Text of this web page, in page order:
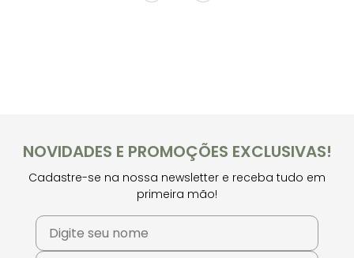
NOVIDADES E PROMOÇÕES EXCLUSIVAS!
Cadastre-se na nossa newsletter e receba tudo em
primeira mão!